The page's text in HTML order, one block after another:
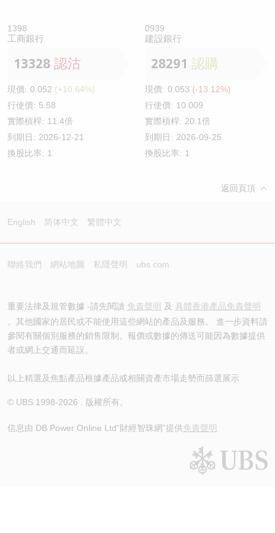
1398
工商銀行
13328 認沽
現價: 0.052 (+10.64%)
行使價: 5.58
實際槓桿: 11.4倍
到期日: 2026-12-21
換股比率: 1
0939
建設銀行
28291 認購
現價: 0.053 (-13.12%)
行使價: 10.009
實際槓桿: 20.1倍
到期日: 2026-09-25
換股比率: 1
返回頁頂
English 简体中文 繁體中文
聯絡我們 網站地圖 私隱聲明 ubs.com
重要法律及規管數據 -請先閱讀 免責聲明 及 具體香港產品免責聲明
。其他國家的居民或不能使用這些網站的產品及服務。 進一步資料請
參閱有關個別服務的銷售限制。報價或數據的傳送可能因為數據提供
者或網上交通而延誤。
以上精選及焦點產品根據產品或相關資產市場走勢而篩選展示
© UBS 1998-2026 . 版權所有。
信息由 DB Power Online Ltd“財經智珠網”提供免責聲明